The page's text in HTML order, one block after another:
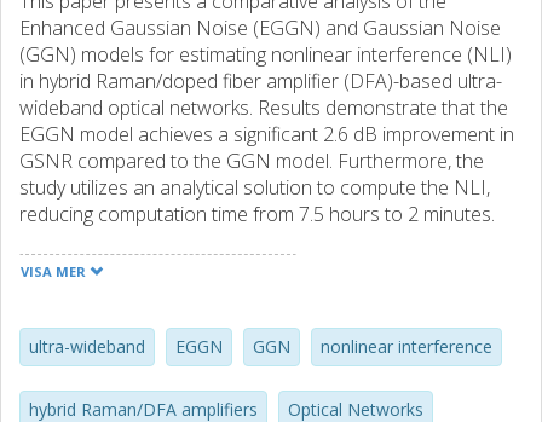
Enhanced Gaussian Noise (EGGN) and Gaussian Noise
(GGN) models for estimating nonlinear interference (NLI)
in hybrid Raman/doped fiber amplifier (DFA)-based ultra-
wideband optical networks. Results demonstrate that the
EGGN model achieves a significant 2.6 dB improvement in
GSNR compared to the GGN model. Furthermore, the
study utilizes an analytical solution to compute the NLI,
reducing computation time from 7.5 hours to 2 minutes.
and the efficiency of the analytical approach for accurate
VISA MER
ultra-wideband EGGN GGN nonlinear interference
hybrid Raman/DFA amplifiers Optical Networks